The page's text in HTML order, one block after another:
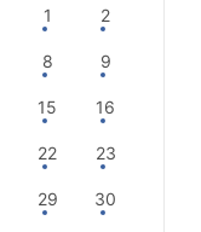
1 2
8 9
15 16
22 23
29 30